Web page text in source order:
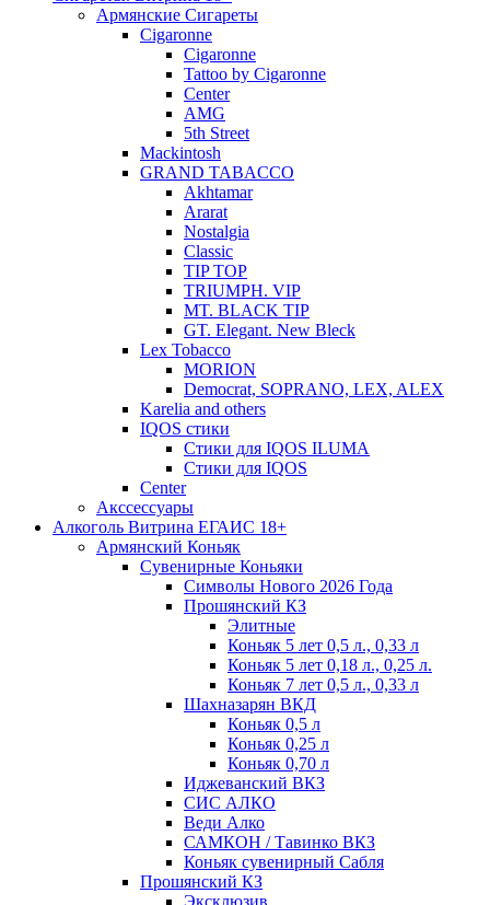
Армянские Сигареты
Cigaronne
Cigaronne
Tattoo by Cigaronne
Center
AMG
5th Street
Mackintosh
GRAND TABACCO
Akhtamar
Ararat
Nostalgia
Classic
TIP TOP
TRIUMPH. VIP
MT. BLACK TIP
GT. Elegant. New Bleck
Lex Tobacco
MORION
Democrat, SOPRANO, LEX, ALEX
Karelia and others
IQOS стики
Стики для IQOS ILUMA
Стики для IQOS
Сenter
Акссессуары
Алкоголь Витрина ЕГАИС 18+
Армянский Коньяк
Сувенирные Коньяки
Символы Нового 2026 Года
Прошянский КЗ
Элитные
Коньяк 5 лет 0,5 л., 0,33 л
Коньяк 5 лет 0,18 л., 0,25 л.
Коньяк 7 лет 0,5 л., 0,33 л
Шахназарян ВКД
Коньяк 0,5 л
Коньяк 0,25 л
Коньяк 0,70 л
Иджеванский ВКЗ
СИС АЛКО
Веди Алко
САМКОН / Тавинко ВКЗ
Коньяк сувенирный Сабля
Прошянский КЗ
Эксклюзив